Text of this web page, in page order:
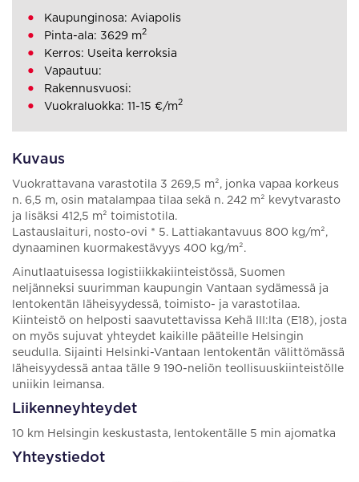
Kuvaus
Vuokrattavana varastotila 3 269,5 m², jonka vapaa korkeus
n. 6,5 m, osin matalampaa tilaa sekä n. 242 m² kevytvarasto
ja lisäksi 412,5 m² toimistotila.
Lastauslaituri, nosto-ovi * 5. Lattiakantavuus 800 kg/m²,
dynaaminen kuormakestävyys 400 kg/m².
Ainutlaatuisessa logistiikkakiinteistössä, Suomen
neljänneksi suurimman kaupungin Vantaan sydämessä ja
lentokentän läheisyydessä, toimisto- ja varastotilaa.
Kiinteistö on helposti saavutettavissa Kehä III:lta (E18), josta
on myös sujuvat yhteydet kaikille pääteille Helsingin
seudulla. Sijainti Helsinki-Vantaan lentokentän välittömässä
läheisyydessä antaa tälle 9 190-neliön teollisuuskiinteistölle
uniikin leimansa.
Liikenneyhteydet
10 km Helsingin keskustasta, lentokentälle 5 min ajomatka
Yhteystiedot
Kaupunginosa: Aviapolis
Pinta-ala: 3629 m2
Kerros: Useita kerroksia
Vapautuu:
Rakennusvuosi:
Vuokraluokka: 11-15 €/m2